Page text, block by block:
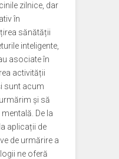
zilnice, dar
în
sănătății
inteligente,
asociate în
activității
sunt acum
și să
De la
aplicații de
de urmărire a
ne oferă